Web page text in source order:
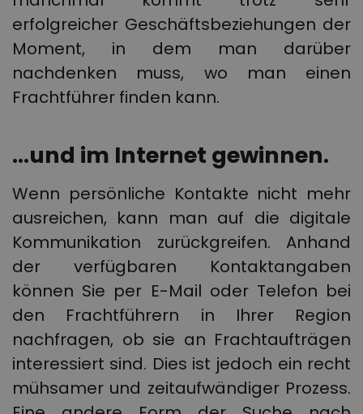
erfolgreicher Geschäftsbeziehungen der
Moment, in dem man darüber
nachdenken muss, wo man einen
Frachtführer finden kann.
…und im Internet gewinnen.
Wenn persönliche Kontakte nicht mehr
ausreichen, kann man auf die digitale
Kommunikation zurückgreifen. Anhand
der verfügbaren Kontaktangaben
können Sie per E-Mail oder Telefon bei
den Frachtführern in Ihrer Region
nachfragen, ob sie an Frachtaufträgen
interessiert sind. Dies ist jedoch ein recht
mühsamer und zeitaufwändiger Prozess.